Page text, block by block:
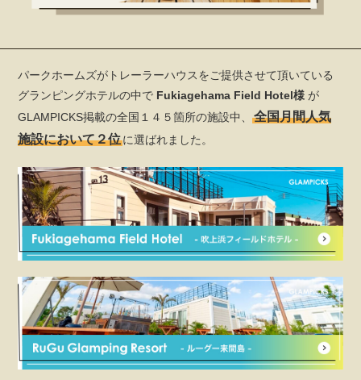
パークホームズがトレーラーハウスをご提供させて頂いている
グランピングホテルの中で Fukiagehama Field Hotel様 が
GLAMPICKS掲載の全国１４５箇所の施設中、全国月間人気
施設において２位に選ばれました。